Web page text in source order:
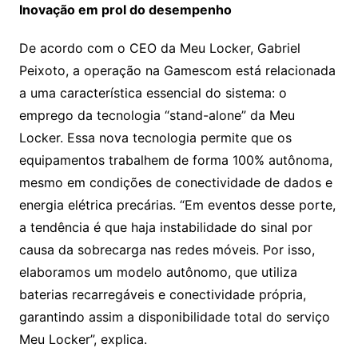
Inovação em prol do desempenho
De acordo com o CEO da Meu Locker, Gabriel
Peixoto, a operação na Gamescom está relacionada
a uma característica essencial do sistema: o
emprego da tecnologia “stand-alone” da Meu
Locker. Essa nova tecnologia permite que os
equipamentos trabalhem de forma 100% autônoma,
mesmo em condições de conectividade de dados e
energia elétrica precárias. “Em eventos desse porte,
a tendência é que haja instabilidade do sinal por
causa da sobrecarga nas redes móveis. Por isso,
elaboramos um modelo autônomo, que utiliza
baterias recarregáveis e conectividade própria,
garantindo assim a disponibilidade total do serviço
Meu Locker”, explica.